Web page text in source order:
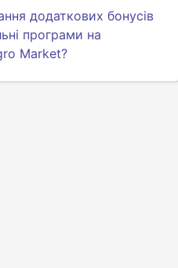
додаткових бонусів
програми на
Market?